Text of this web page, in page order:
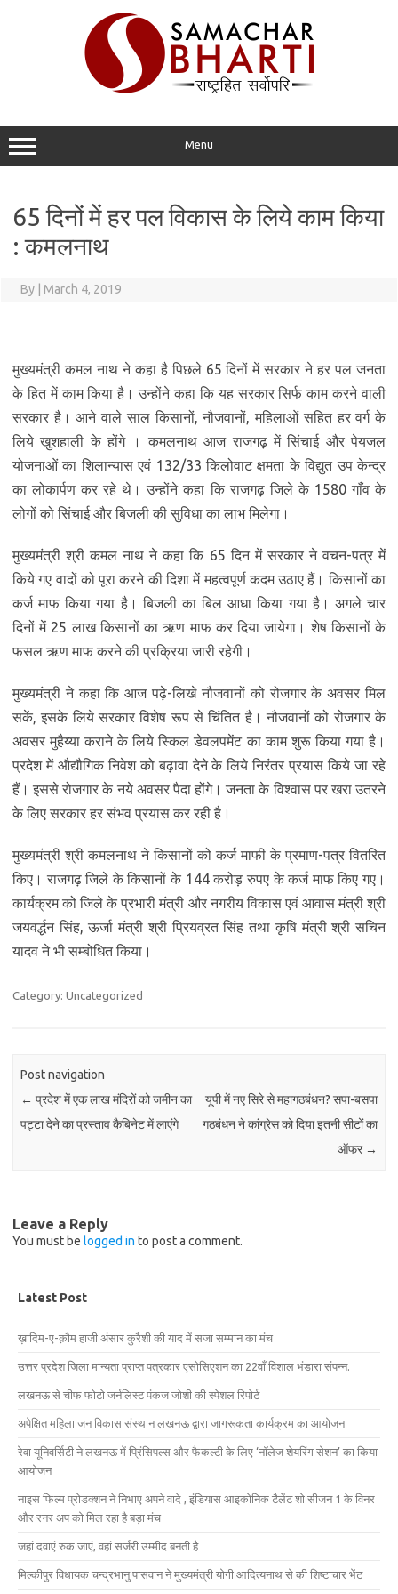
Menu
65 दिनों में हर पल विकास के लिये काम किया
: कमलनाथ
By March 4, 2019
मुख्यमंत्री कमल नाथ ने कहा है पिछले 65 दिनों में सरकार ने हर पल जनता
के हित में काम किया है। उन्होंने कहा कि यह सरकार सिर्फ काम करने वाली
सरकार है। आने वाले साल किसानों, नौजवानों, महिलाओं सहित हर वर्ग के
लिये खुशहाली के होंगे । कमलनाथ आज राजगढ़ में सिंचाई और पेयजल
योजनाओं का शिलान्यास एवं 132/33 किलोवाट क्षमता के विद्युत उप केन्द्र
का लोकार्पण कर रहे थे। उन्होंने कहा कि राजगढ़ जिले के 1580 गाँव के
लोगों को सिंचाई और बिजली की सुविधा का लाभ मिलेगा।
मुख्यमंत्री श्री कमल नाथ ने कहा कि 65 दिन में सरकार ने वचन-पत्र में
किये गए वादों को पूरा करने की दिशा में महत्वपूर्ण कदम उठाए हैं। किसानों का
कर्ज माफ किया गया है। बिजली का बिल आधा किया गया है। अगले चार
दिनों में 25 लाख किसानों का ऋण माफ कर दिया जायेगा। शेष किसानों के
फसल ऋण माफ करने की प्रक्रिया जारी रहेगी।
मुख्यमंत्री ने कहा कि आज पढ़े-लिखे नौजवानों को रोजगार के अवसर मिल
सकें, इसके लिये सरकार विशेष रूप से चिंतित है। नौजवानों को रोजगार के
अवसर मुहैय्या कराने के लिये स्किल डेवलपमेंट का काम शुरू किया गया है।
प्रदेश में औद्यौगिक निवेश को बढ़ावा देने के लिये निरंतर प्रयास किये जा रहे
हैं। इससे रोजगार के नये अवसर पैदा होंगे। जनता के विश्वास पर खरा उतरने
के लिए सरकार हर संभव प्रयास कर रही है।
मुख्यमंत्री श्री कमलनाथ ने किसानों को कर्ज माफी के प्रमाण-पत्र वितरित
किए। राजगढ़ जिले के किसानों के 144 करोड़ रुपए के कर्ज माफ किए गए।
कार्यक्रम को जिले के प्रभारी मंत्री और नगरीय विकास एवं आवास मंत्री श्री
जयवर्द्धन सिंह, ऊर्जा मंत्री श्री प्रियव्रत सिंह तथा कृषि मंत्री श्री सचिन
यादव ने भी सम्बोधित किया।
Category: Uncategorized
Post navigation
← प्रदेश में एक लाख मंदिरों को जमीन का
पट्टा देने का प्रस्ताव कैबिनेट में लाएंगे
यूपी में नए सिरे से महागठबंधन? सपा-बसपा
गठबंधन ने कांग्रेस को दिया इतनी सीटों का
ऑफर →
Leave a Reply
You must be logged in to post a comment.
Latest Post
ख़ादिम-ए-क़ौम हाजी अंसार कुरैशी की याद में सजा सम्मान का मंच
उत्तर प्रदेश जिला मान्यता प्राप्त पत्रकार एसोसिएशन का 22वाँ विशाल भंडारा संपन्न.
लखनऊ से चीफ फोटो जर्नलिस्ट पंकज जोशी की स्पेशल रिपोर्ट
अपेक्षित महिला जन विकास संस्थान लखनऊ द्वारा जागरूकता कार्यक्रम का आयोजन
रेवा यूनिवर्सिटी ने लखनऊ में प्रिंसिपल्स और फैकल्टी के लिए ‘नॉलेज शेयरिंग सेशन’ का किया
आयोजन
नाइस फिल्म प्रोडक्शन ने निभाए अपने वादे , इंडियास आइकोनिक टैलेंट शो सीजन 1 के विनर
और रनर अप को मिल रहा है बड़ा मंच
जहां दवाएं रुक जाएं, वहां सर्जरी उम्मीद बनती है
मिल्कीपुर विधायक चन्द्रभानु पासवान ने मुख्यमंत्री योगी आदित्यनाथ से की शिष्टाचार भेंट